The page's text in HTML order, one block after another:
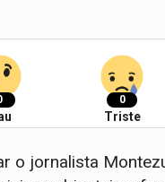
0
Triste
o jornalista